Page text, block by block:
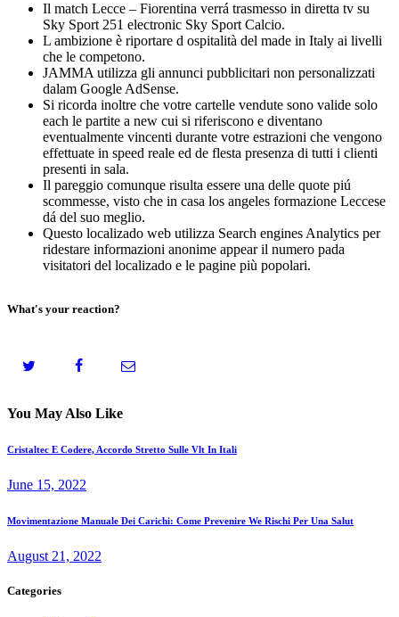
Il match Lecce – Fiorentina verrá trasmesso in diretta tv su
Sky Sport 251 electronic Sky Sport Calcio.
L ambizione è riportare d ospitalità del made in Italy ai livelli
che le competono.
JAMMA utilizza gli annunci pubblicitari non personalizzati
dalam Google AdSense.
Si ricorda inoltre che votre cartelle vendute sono valide solo
each le partite a new cui si riferiscono e diventano
eventualmente vincenti durante votre estrazioni che vengono
effettuate in speed reale ed de flesta presenza di tutti i clienti
presenti in sala.
Il pareggio comunque risulta essere una delle quote piú
scommesse, visto che in casa los angeles formazione Leccese
dá del suo meglio.
Questo localizado web utilizza Search engines Analytics per
ridestare informazioni anonime appear il numero pada
visitatori del localizado e le pagine più popolari.
What's your reaction?
You May Also Like
Cristaltec E Codere, Accordo Stretto Sulle Vlt In Itali
June 15, 2022
Movimentazione Manuale Dei Carichi: Come Prevenire We Rischi Per Una Salut
August 21, 2022
Categories